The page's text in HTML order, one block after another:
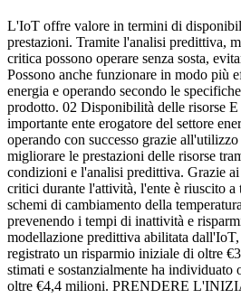
L'IoT offre valore in termini di
prestazioni. Tramite l'analisi predittiva,
critica possono operare senza sosta,
Possono anche funzionare in modo più
energia e operando secondo le
prodotto. 02 Disponibilità delle risorse
importante ente erogatore del settore
operando con successo grazie
migliorare le prestazioni delle risorse
condizioni e l'analisi predittiva. Grazie
critici durante l'attività, l'ente è riuscito a
schemi di cambiamento della
prevenendo i tempi di inattività e
modellazione predittiva abilitata dall'IoT,
registrato un risparmio iniziale di oltre
stimati e sostanzialmente ha individuato
oltre €4,4 milioni. PRENDERE